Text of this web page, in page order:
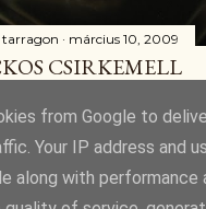
március 10, 2009
CSIRKEMELL
from Google to
Your IP address and
along with performance